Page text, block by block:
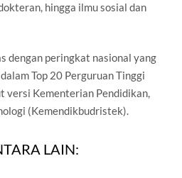
hingga ilmu sosial dan
dengan peringkat nasional yang
Top 20 Perguruan Tinggi
versi Kementerian Pendidikan,
(Kemendikbudristek).
LAIN: